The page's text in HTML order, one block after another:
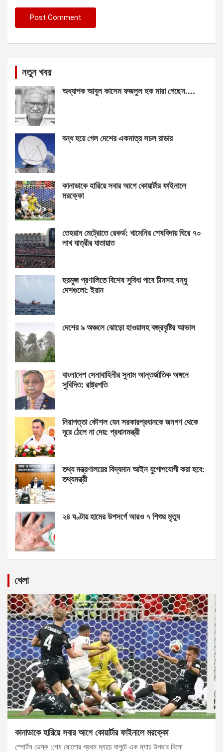
নতুন খবর
অধ্যাপক আবুল কাসেম ফজলুল হক মারা গেছেন….
বন্ধ হয়ে গেল দেশের একমাত্র সচল রাডার
কানাডাকে হারিয়ে সবার আগে কোয়ার্টার ফাইনালে
মরক্কো
তেহরান মেট্রোতে রেকর্ড: খামেনির শেষবিদায় ঘিরে ৭০
লাখ যাত্রীর যাতায়াত
হরমুজ প্রণালিতে বিশেষ সুবিধা পাবে চীনসহ বন্ধু
দেশগুলো: ইরান
দেশের ৯ অঞ্চলে ঝোড়ো হাওয়াসহ বজ্রবৃষ্টির আভাস
বাংলাদেশ সেনাবাহিনীর সুনাম আন্তর্জাতিক অঙ্গনে
সুবিদিত: রাষ্ট্রপতি
নিরাপত্তা কৌশল যেন সরকারপ্রধানকে জনগণ থেকে
দূরে ঠেলে না দেয়: প্রধানমন্ত্রী
তথ্য মন্ত্রণালয়ের বিদ্যমান আইন যুগোপযোগী করা হবে:
তথ্যমন্ত্রী
২৪ ঘণ্টায় হামের উপসর্গে আরও ৭ শিশুর মৃত্যু
খেলা
কানাডাকে হারিয়ে সবার আগে কোয়ার্টার ফাইনালে মরক্কো
স্পোর্টস ডেস্ক :শেষ ষোলোর প্রথম ম্যাচে দাপুটে এক ম্যাচ উপহার দিলো